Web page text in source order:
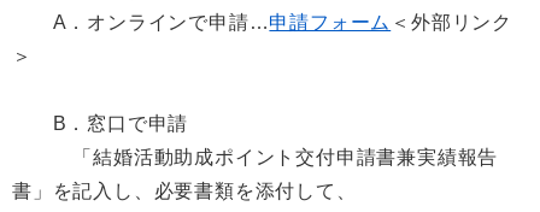
A．オンラインで申請…申請フォーム ＜外部リンク
＞
B．窓口で申請
「結婚活動助成ポイント交付申請書兼実績報告
書」を記入し、必要書類を添付して、